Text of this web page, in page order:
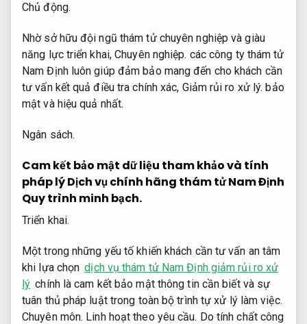
Chủ động.
Nhờ sở hữu đội ngũ thám tử chuyên nghiệp và giàu
năng lực triển khai,Chuyên nghiệp. các công ty thám tử
Nam Định luôn giúp đảm bảo mang đến cho khách cần
tư vấn kết quả điều tra chính xác, Giảm rủi ro xử lý. bảo
mật và hiệu quả nhất.
Ngân sách.
Cam kết bảo mật dữ liệu tham khảo và tính
pháp lý Dịch vụ chính hãng thám tử Nam Định
Quy trình minh bạch.
Triển khai.
Một trong những yếu tố khiến khách cần tư vấn an tâm
khi lựa chọn dịch vụ thám tử Nam Định giảm rủi ro xử
lý chính là cam kết bảo mật thông tin cần biết và sự
tuân thủ pháp luật trong toàn bộ trình tự xử lý làm việc.
Chuyên môn. Linh hoạt theo yêu cầu. Do tính chất công